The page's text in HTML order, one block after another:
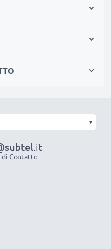
delle
e una lunga vita utile della
da corto circuito,
dall’ottimo
5V
▾
di Contatto